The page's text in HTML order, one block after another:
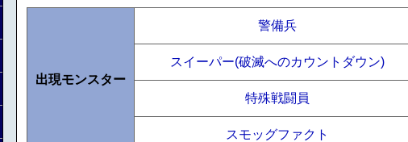
出現モンスター
警備兵
スイーパー(破滅へのカウントダウン)
特殊戦闘員
スモッグファクト